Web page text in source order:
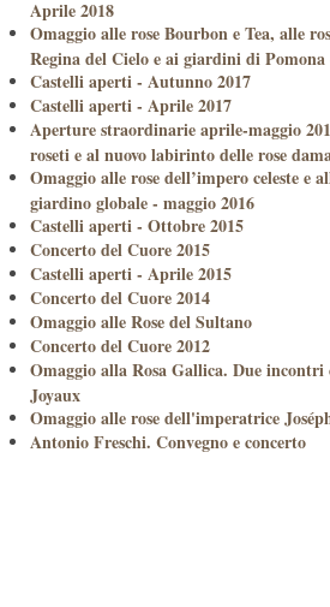
Aprile 2018
Omaggio alle rose Bourbon e Tea, alle
Regina del Cielo e ai giardini di Pomona
Castelli aperti - Autunno 2017
Castelli aperti - Aprile 2017
Aperture straordinarie aprile-maggio
roseti e al nuovo labirinto delle rose
Omaggio alle rose dell’impero celeste e
giardino globale - maggio 2016
Castelli aperti - Ottobre 2015
Concerto del Cuore 2015
Castelli aperti - Aprile 2015
Concerto del Cuore 2014
Omaggio alle Rose del Sultano
Concerto del Cuore 2012
Omaggio alla Rosa Gallica. Due incontri
Joyaux
Omaggio alle rose dell'imperatrice
Antonio Freschi. Convegno e concerto